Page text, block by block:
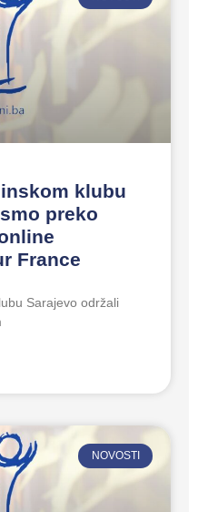
klubu
preko
France
Sarajevo održali
NOVOSTI